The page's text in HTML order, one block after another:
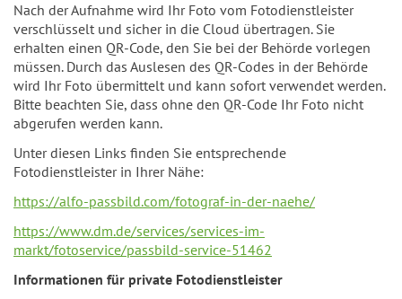
Nach der Aufnahme wird Ihr Foto vom Fotodienstleister
verschlüsselt und sicher in die Cloud übertragen. Sie
erhalten einen QR-Code, den Sie bei der Behörde vorlegen
müssen. Durch das Auslesen des QR-Codes in der Behörde
wird Ihr Foto übermittelt und kann sofort verwendet werden.
Bitte beachten Sie, dass ohne den QR-Code Ihr Foto nicht
abgerufen werden kann.
Unter diesen Links finden Sie entsprechende
Fotodienstleister in Ihrer Nähe:
https://alfo-passbild.com/fotograf-in-der-naehe/
https://www.dm.de/services/services-im-
markt/fotoservice/passbild-service-51462
Informationen für private Fotodienstleister